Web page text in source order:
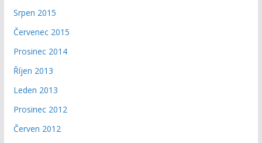
Srpen 2015
Červenec 2015
Prosinec 2014
Říjen 2013
Leden 2013
Prosinec 2012
Červen 2012